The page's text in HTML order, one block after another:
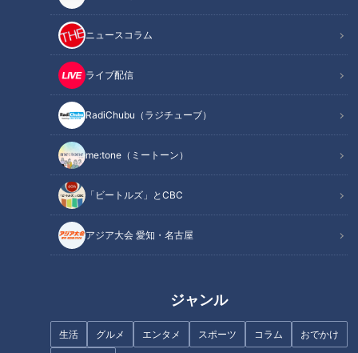
ニュースコラム
ライブ配信
RadiChubu（ラジチューブ）
me:tone（ミートーン）
「ビートルズ」とCBC
アジア大会 愛知・名古屋
ジャンル
生活 グルメ エンタメ スポーツ コラム おでかけ
記事に戻る
この記事を見たあなたへのおすすめ
フランス人は菓子店「シャトレ
ーゼ」の店名に顔を赤らめる？
エロと呼ばれた息子」第１３７
話
『マヂ学校に向かいます』マヂ
故郷 名張市にUターン移住！自